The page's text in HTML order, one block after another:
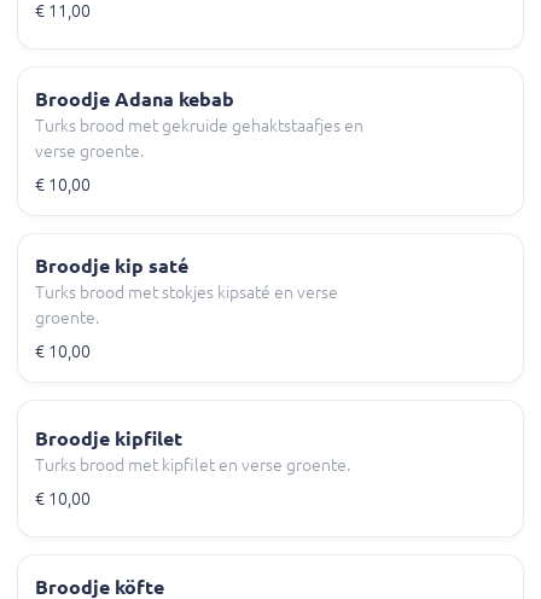
€ 11,00
Broodje Adana kebab
Turks brood met gekruide gehaktstaafjes en
verse groente.
€ 10,00
Broodje kip saté
Turks brood met stokjes kipsaté en verse
groente.
€ 10,00
Broodje kipfilet
Turks brood met kipfilet en verse groente.
€ 10,00
Broodje köfte